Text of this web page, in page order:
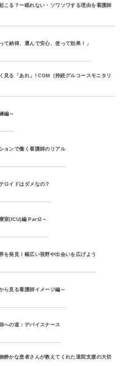
こる？ー眠れない・ソワソワする理由を看護師
て納得、選んで安心、使って効果！」
見る「あれ」! CGM（持続グルコースモニタリ
編～
ョンで働く看護師のリアル
ロイドはダメなの？
室(ICU)編 Part2～
を発見！幅広い視野や出会いを広げよう
ら見る看護師イメージ編～
への道：デバイスナース
静かな患者さんが教えてくれた退院支援の大切